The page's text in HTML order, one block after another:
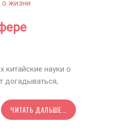
китайские науки о
догадываться,
ЧИТАТЬ ДАЛЬШЕ...